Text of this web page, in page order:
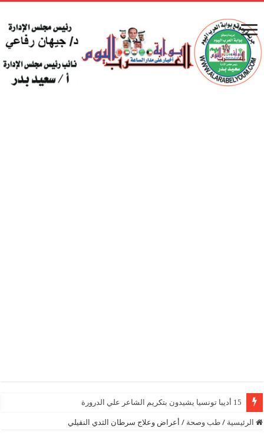
15 أديبا تونسيا يشيدون بتكريم الشاعر علي الدرورة
الرئيسية / طب وصحة / أعراض وعلاج سرطان الثدي النقيلي